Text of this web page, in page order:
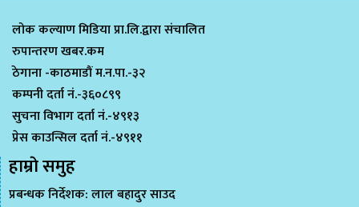
लोक कल्याण मिडिया प्रा.लि.द्वारा संचालित
रुपान्तरण खबर.कम
ठेगाना -काठमाडौं म.न.पा.-३२
कम्पनी दर्ता नं.-३६०८९९
सुचना विभाग दर्ता नं.-४९१३
प्रेस काउन्सिल दर्ता नं.-४९११
हाम्राे समुह
प्रबन्धक निर्देशक: लाल बहादुर साउद